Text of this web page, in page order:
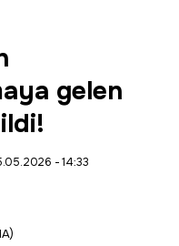
gelen
- 14:33